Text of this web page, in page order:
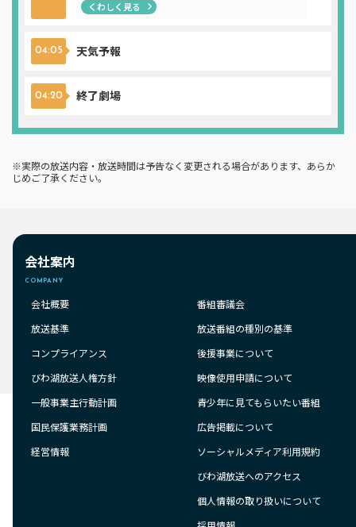
くわしく見る
04:05 天気予報
04:20 終了劇場
※実際の放送内容・放送時間は予告なく変更される場合があります、あらか
じめご了承ください。
会社案内
COMPANY
会社概要
放送基準
コンプライアンス
びわ湖放送人権方針
一般事業主行動計画
国民保護業務計画
経営情報
番組審議会
放送番組の種別の基準
後援事業について
映像使用申請について
青少年に見てもらいたい番組
広告掲載について
ソーシャルメディア利用規約
びわ湖放送へのアクセス
個人情報の取り扱いについて